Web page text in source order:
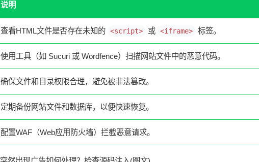
说明
查看HTML文件是否存在未知的 <script> 或 <iframe> 标签。
使用工具（如 Sucuri 或 Wordfence）扫描网站文件中的恶意代码。
确保文件和目录权限合理，避免被非法篡改。
定期备份网站文件和数据库，以便快速恢复。
配置WAF（Web应用防火墙）拦截恶意请求。